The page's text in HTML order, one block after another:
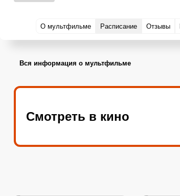
О мультфильме Расписание Отзывы
Вся информация о мультфильме
Смотреть в кино